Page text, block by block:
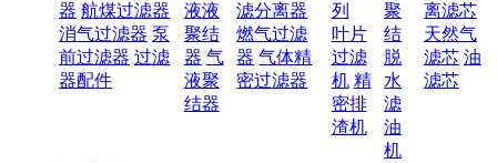
器 航煤过滤器
消气过滤器 泵
前过滤器 过滤
器配件
液液
聚结
器 气
液聚
结器
滤分离器
燃气过滤
器 气体精
密过滤器
列
叶片
过滤
机 精
密排
渣机
聚
结
脱
水
滤
油
机
离滤芯
天然气
滤芯 油
滤芯